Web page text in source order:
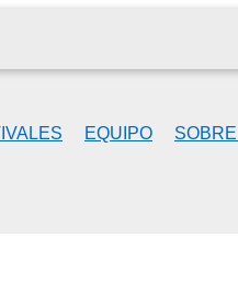
EQUIPO